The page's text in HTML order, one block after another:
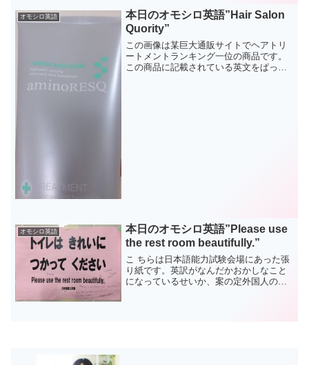
オモシロ英語
本日のオモシロ英語”Hair Salon
Quority”
この画像は某巨大通販サイトでヘアトリ
ートメントランキング一位の商品です。
この商品に記載されている英文をぱっと
オモシロ英語
本日のオモシロ英語”Please use
the rest room beautifully.”
こ ちらは日本語能力試験会場にあった張
り紙です。英訳がなんだかおかしなこと
になっているせいか、案の定外国人の